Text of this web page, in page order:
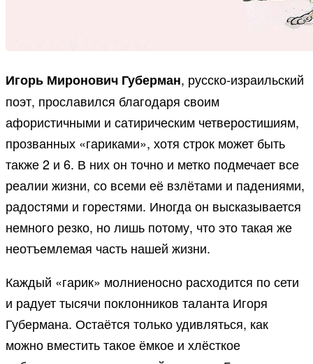
Игорь Миронович Губерман, русско-израильский
поэт, прославился благодаря своим
афористичными и сатирическим четверостишиям,
прозванных «гариками», хотя строк может быть
также 2 и 6. В них он точно и метко подмечает все
реалии жизни, со всеми её взлётами и падениями,
радостями и горестями. Иногда он высказывается
немного резко, но лишь потому, что это такая же
неотъемлемая часть нашей жизни.
Каждый «гарик» молниеносно расходится по сети
и радует тысячи поклонников таланта Игоря
Губермана. Остаётся только удивляться, как
можно вместить такое ёмкое и хлёсткое